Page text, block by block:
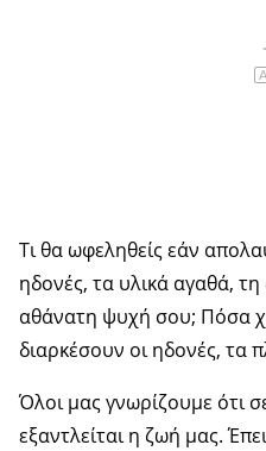
Τι θα ωφεληθείς εάν
ηδονές, τα υλικά αγαθά, τη
αθάνατη ψυχή σου; Πόσα
διαρκέσουν οι ηδονές, τα
Όλοι μας γνωρίζουμε ότι
εξαντλείται η ζωή μας.